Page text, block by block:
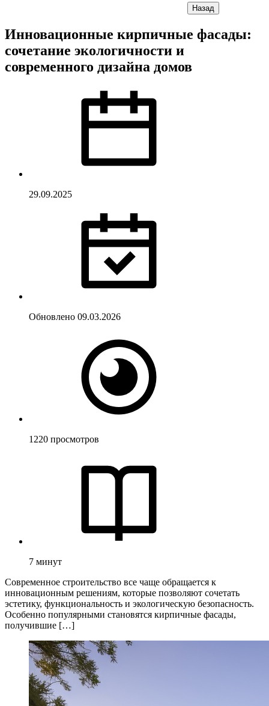
Назад
Инновационные кирпичные фасады:
сочетание экологичности и
современного дизайна домов
29.09.2025
Обновлено 09.03.2026
1220 просмотров
7 минут
Современное строительство все чаще обращается к
инновационным решениям, которые позволяют сочетать
эстетику, функциональность и экологическую безопасность.
Особенно популярными становятся кирпичные фасады,
получившие […]